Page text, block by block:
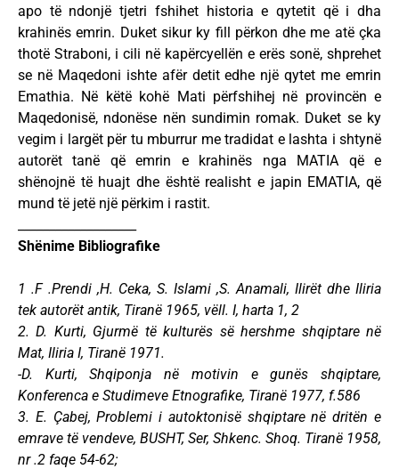
apo të ndonjë tjetri fshihet historia e qytetit që i dha
krahinës emrin. Duket sikur ky fill përkon dhe me atë çka
thotë Straboni, i cili në kapërcyellën e erës sonë, shprehet
se në Maqedoni ishte afër detit edhe një qytet me emrin
Emathia. Në këtë kohë Mati përfshihej në provincën e
Maqedonisë, ndonëse nën sundimin romak. Duket se ky
vegim i largët për tu mburrur me tradidat e lashta i shtynë
autorët tanë që emrin e krahinës nga MATIA që e
shënojnë të huajt dhe është realisht e japin EMATIA, që
mund të jetë një përkim i rastit.
Shënime Bibliografike
1 .F .Prendi ,H. Ceka, S. Islami ,S. Anamali, Ilirët dhe Iliria
tek autorët antik, Tiranë 1965, vëll. I, harta 1, 2
2. D. Kurti, Gjurmë të kulturës së hershme shqiptare në
Mat, Iliria I, Tiranë 1971.
-D. Kurti, Shqiponja në motivin e gunës shqiptare,
Konferenca e Studimeve Etnografike, Tiranë 1977, f.586
3. E. Çabej, Problemi i autoktonisë shqiptare në dritën e
emrave të vendeve, BUSHT, Ser, Shkenc. Shoq. Tiranë 1958,
nr .2 faqe 54-62;